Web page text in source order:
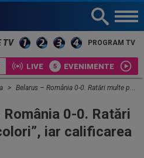
TV PROGRAM TV
LIVE EVENIMENTE
Belarus – România 0-0. Ratări multe pentru ”Tricolori”, iar calificarea se complică
România 0-0. Ratări
iar calificarea